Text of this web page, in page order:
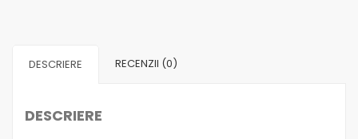
DESCRIERE RECENZII (0)
DESCRIERE